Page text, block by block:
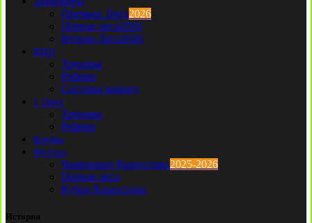
Премьер Лига2026
Первая лига2026
Вторая Лига2026
КПЛ
Тренеры
Рефери
Составы команд
1 Лига
Тренеры
Рефери
Клубы
Футзал
Чемпионат Казахстана2025-2026
Первая лига
Кубок Казахстана
История